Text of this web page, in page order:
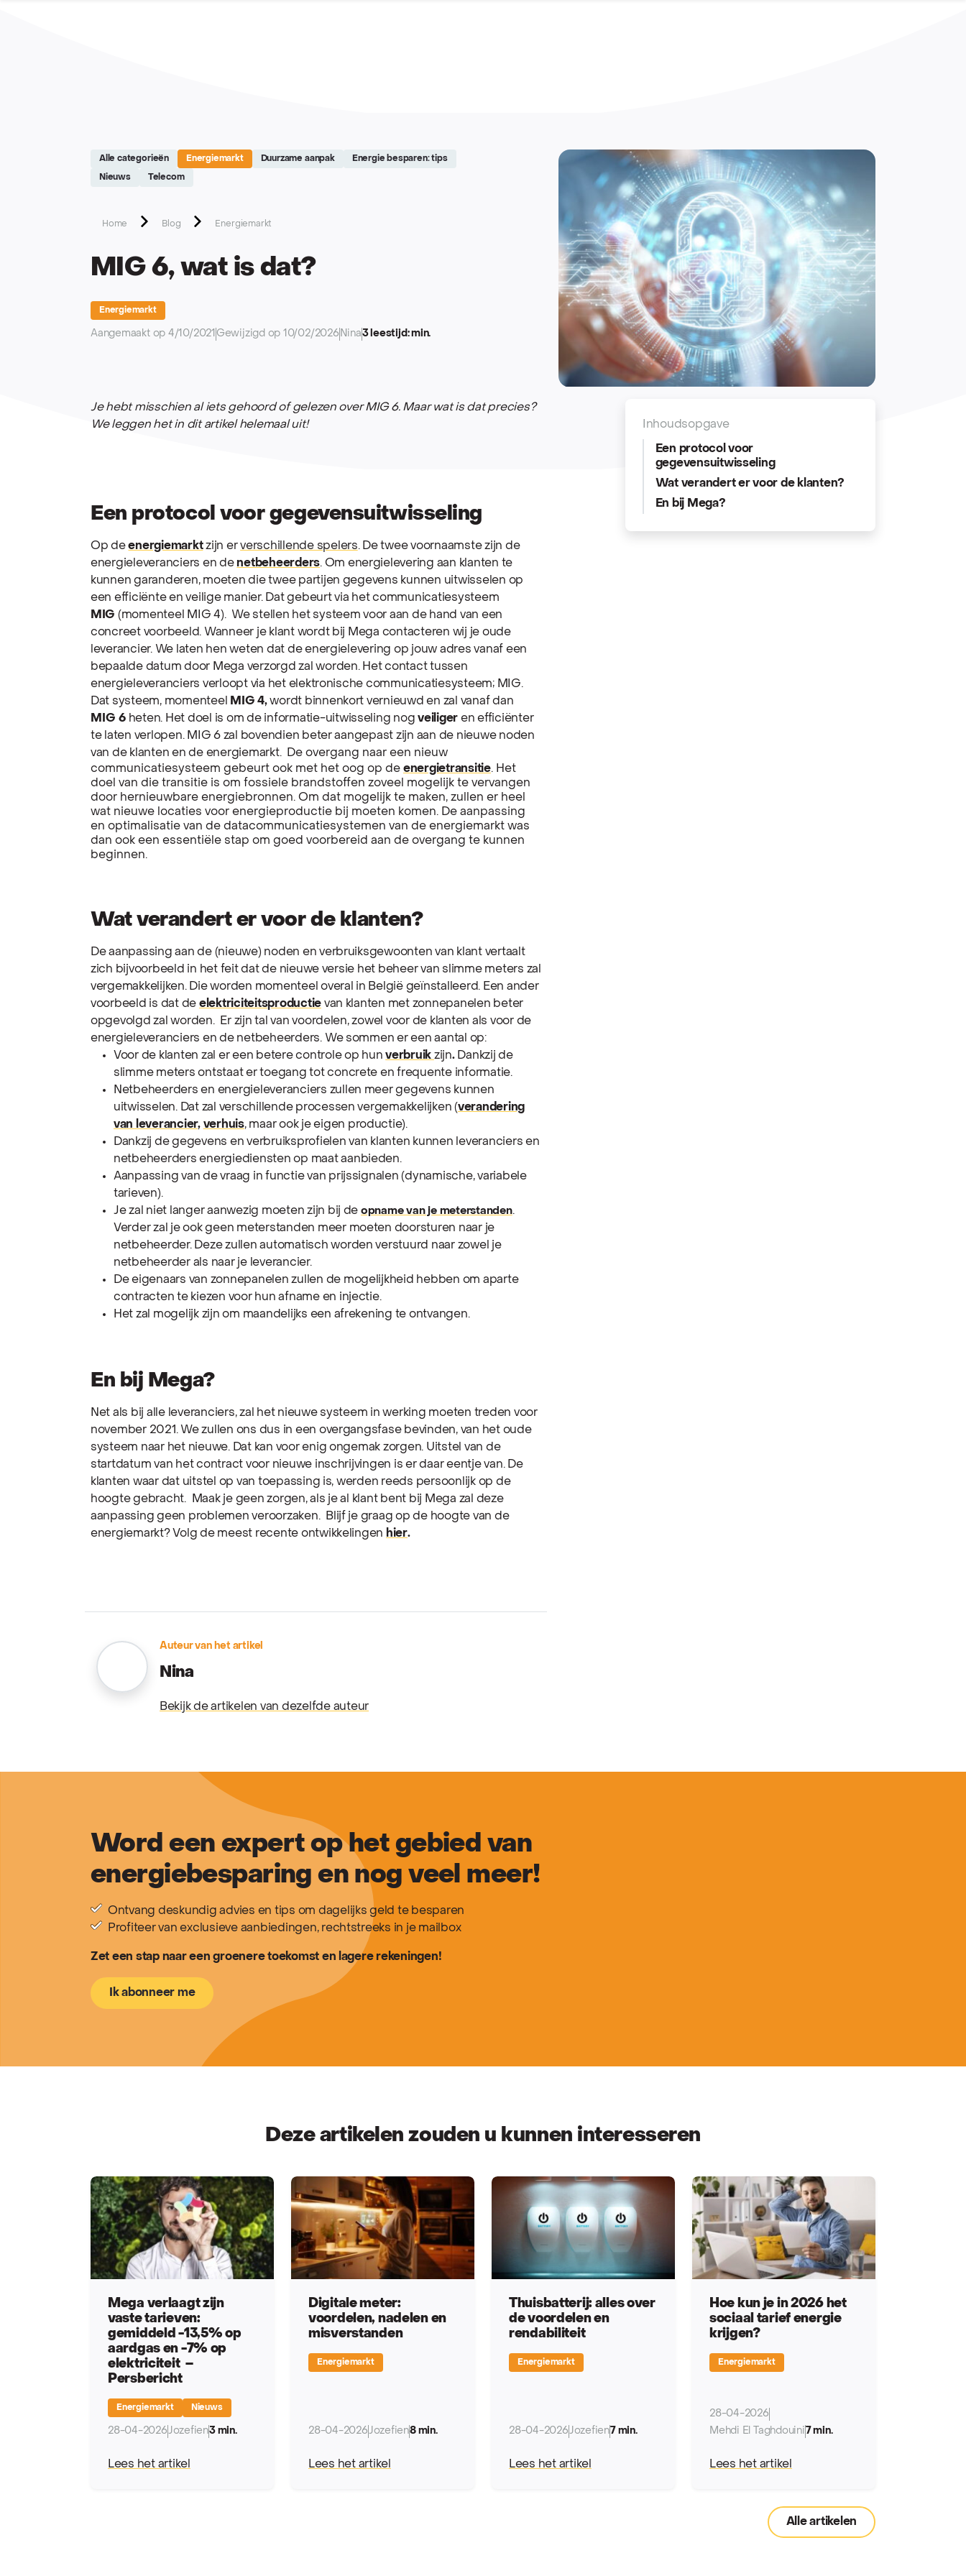
Alle categorieën Energiemarkt Duurzame aanpak Energie besparen: tips
Nieuws Telecom
Home Blog Energiemarkt
MIG 6, wat is dat?
Energiemarkt
Aangemaakt op 4/10/2021 Gewijzigd op 10/02/2026 Nina3 leestijd: min.
Inhoudsopgave
Een protocol voor
gegevensuitwisseling
Wat verandert er voor de klanten?
En bij Mega?
Je hebt misschien al iets gehoord of gelezen over MIG 6. Maar wat is dat precies?
We leggen het in dit artikel helemaal uit!
Een protocol voor gegevensuitwisseling
Op deenergiemarktzijn erverschillende spelers. De twee voornaamste zijn de
energieleveranciers en de netbeheerders. Om energielevering aan klanten te
kunnen garanderen, moeten die twee partijen gegevens kunnen uitwisselen op
een efficiënte en veilige manier. Dat gebeurt via het communicatiesysteem
MIG (momenteel MIG 4). We stellen het systeem voor aan de hand van een
concreet voorbeeld. Wanneer je klant wordt bij Mega contacteren wij je oude
leverancier. We laten hen weten dat de energielevering op jouw adres vanaf een
bepaalde datum door Mega verzorgd zal worden. Het contact tussen
energieleveranciers verloopt via het elektronische communicatiesysteem; MIG.
Dat systeem, momenteel
MIG 4,wordt binnenkort vernieuwd en zal vanaf dan
MIG 6 heten. Het doel is om de informatie-uitwisseling nogveiliger en efficiënter
te laten verlopen. MIG 6 zal bovendien beter aangepast zijn aan de nieuwe noden
van de klanten en de energiemarkt.
De overgang naar een nieuw
communicatiesysteem gebeurt ook met het oog op de energietransitie. Het
doel van die transitie is om fossiele brandstoffen zoveel mogelijk te vervangen
door hernieuwbare energiebronnen. Om dat mogelijk te maken, zullen er heel
wat nieuwe locaties voor energieproductie bij moeten komen. De aanpassing
en optimalisatie van de datacommunicatiesystemen van de energiemarkt was
dan ook een essentiële stap om goed voorbereid aan de overgang te kunnen
beginnen.
Wat verandert er voor de klanten?
De aanpassing aan de (nieuwe) noden en verbruiksgewoonten van klant vertaalt
zich bijvoorbeeld in het feit dat de nieuwe versie het beheer van slimme meters zal
vergemakkelijken. Die worden momenteel overal in België geïnstalleerd. Een ander
voorbeeld is dat de elektriciteitsproductie van klanten met zonnepanelen beter
opgevolgd zal worden.
Er zijn tal van voordelen, zowel voor de klanten als voor de
energieleveranciers en de netbeheerders. We sommen er een aantal op:
Voor de klanten zal er een betere controle op hunverbruik zijn. Dankzij de
slimme meters ontstaat er toegang tot concrete en frequente informatie.
Netbeheerders en energieleveranciers zullen meer gegevens kunnen
uitwisselen. Dat zal verschillende processen vergemakkelijken (verandering
van leverancier, verhuis, maar ook je eigen productie).
Dankzij de gegevens en verbruiksprofielen van klanten kunnen leveranciers en
netbeheerders energiediensten op maat aanbieden.
Aanpassing van de vraag in functie van prijssignalen (dynamische, variabele
tarieven).
Je zal niet langer aanwezig moeten zijn bij de opname van je meterstanden.
Verder zal je ook geen meterstanden meer moeten doorsturen naar je
netbeheerder. Deze zullen automatisch worden verstuurd naar zowel je
netbeheerder als naar je leverancier.
De eigenaars van zonnepanelen zullen de mogelijkheid hebben om aparte
contracten te kiezen voor hun afname en injectie.
Het zal mogelijk zijn om maandelijks een afrekening te ontvangen.
En bij Mega?
Net als bij alle leveranciers, zal het nieuwe systeem in werking moeten treden voor
november 2021 . We zullen ons dus in een overgangsfase bevinden, van het oude
systeem naar het nieuwe. Dat kan voor enig ongemak zorgen. Uitstel van de
startdatum van het contract voor nieuwe inschrijvingen is er daar eentje van. De
klanten waar dat uitstel op van toepassing is, werden reeds persoonlijk op de
hoogte gebracht.
Maak je geen zorgen, als je al klant bent bij Mega zal deze
aanpassing geen problemen veroorzaken.
Blijf je graag op de hoogte van de
energiemarkt? Volg de meest recente ontwikkelingen hier.
Auteur van het artikel
Nina
Bekijk de artikelen van dezelfde auteur
Word een expert op het gebied van
energiebesparing en nog veel meer!
Ontvang deskundig advies en tips om dagelijks geld te besparen
Profiteer van exclusieve aanbiedingen, rechtstreeks in je mailbox
Zet een stap naar een groenere toekomst en lagere rekeningen!
Ik abonneer me
Deze artikelen zouden u kunnen interesseren
Mega verlaagt zijn
vaste tarieven:
gemiddeld -13,5% op
aardgas en -7% op
elektriciteit –
Persbericht
Energiemarkt Nieuws
28-04-2026Jozefien3 min.
Lees het artikel
Digitale meter:
voordelen, nadelen en
misverstanden
Energiemarkt
28-04-2026Jozefien8 min.
Lees het artikel
Thuisbatterij: alles over
de voordelen en
rendabiliteit
Energiemarkt
28-04-2026Jozefien7 min.
Lees het artikel
Hoe kun je in 2026 het
sociaal tarief energie
krijgen?
Energiemarkt
28-04-2026
Mehdi El Taghdouini 7 min.
Lees het artikel
Alle artikelen